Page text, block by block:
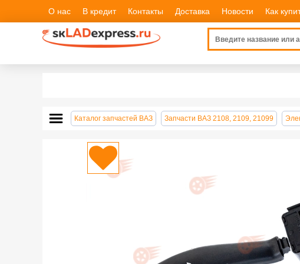
О нас В кредит Контакты Доставка Новости Как
Каталог запчастей ВАЗ Запчасти ВАЗ 2108, 2109, 21099